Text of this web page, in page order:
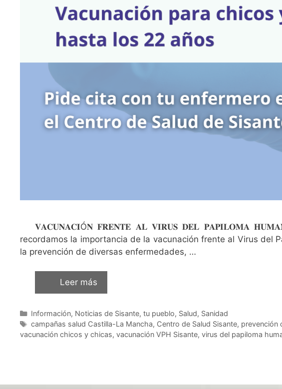
𝐕𝐀𝐂𝐔𝐍𝐀𝐂𝐈Ó𝐍 𝐅𝐑𝐄𝐍𝐓𝐄 𝐀𝐋 𝐕𝐈𝐑𝐔𝐒 𝐃𝐄𝐋 𝐏𝐀𝐏𝐈𝐋𝐎𝐌𝐀
recordamos la importancia de la vacunación frente al Virus del
la prevención de diversas enfermedades, …
Leer más
Información, Noticias de Sisante, tu pueblo, Salud, Sanidad
campañas salud Castilla-La Mancha, Centro de Salud Sisante, prevención
vacunación chicos y chicas, vacunación VPH Sisante, virus del papiloma